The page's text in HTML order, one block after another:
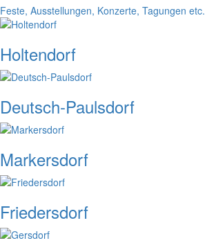
Feste, Ausstellungen, Konzerte, Tagungen etc.
Holtendorf
Deutsch-Paulsdorf
Markersdorf
Friedersdorf